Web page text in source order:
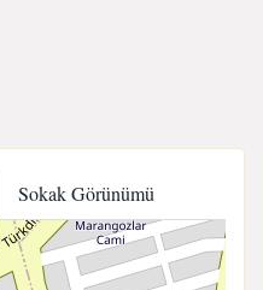
Sokak Görünümü